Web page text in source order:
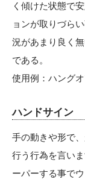
く傾けた状態で
ョンが取りづら
況があまり良く
である。
使用例：ハングオ
ハンドサイン
手の動きや形で
行う行為を言い
ーパーする事で